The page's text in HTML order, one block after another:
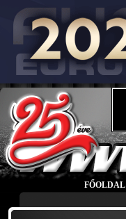
FŐOLDAL